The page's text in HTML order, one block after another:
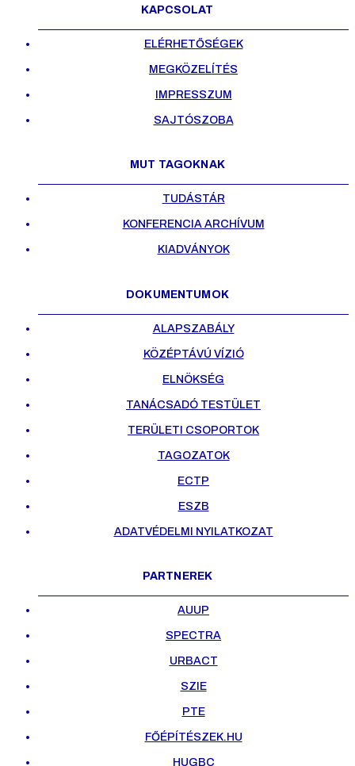
KAPCSOLAT
ELÉRHETŐSÉGEK
MEGKÖZELÍTÉS
IMPRESSZUM
SAJTÓSZOBA
MUT TAGOKNAK
TUDÁSTÁR
KONFERENCIA ARCHÍVUM
KIADVÁNYOK
DOKUMENTUMOK
ALAPSZABÁLY
KÖZÉPTÁVÚ VÍZIÓ
ELNÖKSÉG
TANÁCSADÓ TESTÜLET
TERÜLETI CSOPORTOK
TAGOZATOK
ECTP
ESZB
ADATVÉDELMI NYILATKOZAT
PARTNEREK
AUUP
SPECTRA
URBACT
SZIE
PTE
FŐÉPÍTÉSZEK.HU
HUGBC